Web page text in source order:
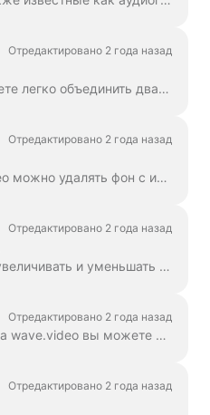
Отредактировано 2 года назад
В Wave.video вы можете легко объединить два или более видеоклипов или изображений, чтобы создать более длинное видео. Для этого перейдите на страницу https://wave.video/ru/ и нажмите...
Отредактировано 2 года назад
С помощью Wave.video можно удалять фон с изображений, загружаемых в медиатеку. Это очень удобно, когда вы хотите создать видеоролик,...
Отредактировано 2 года назад
В Wave.video можно увеличивать и уменьшать масштаб видео или изображения. Чтобы увеличить/уменьшить масштаб, перейдите на шаг "Редактирование" и переключитесь на вкладку "Видео/Изображение" (нажмите...
Отредактировано 2 года назад
С помощью редактора wave.video вы можете легко размыть или пикселизировать любой объект или текст в видео. Сначала откройте редактор и выберите "Наложения и стикеры", затем ...
Отредактировано 2 года назад